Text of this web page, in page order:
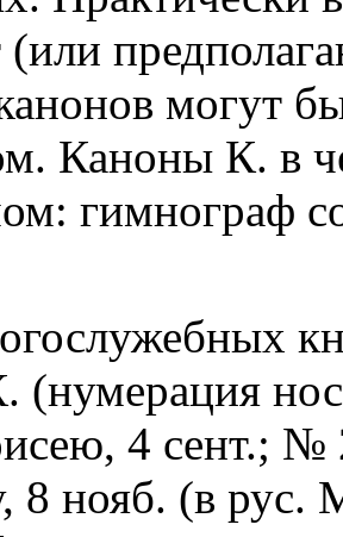
(или
могут
Каноны К. в
гимнограф
(нумерация
4 сент.; №
8 нояб. (в рус.